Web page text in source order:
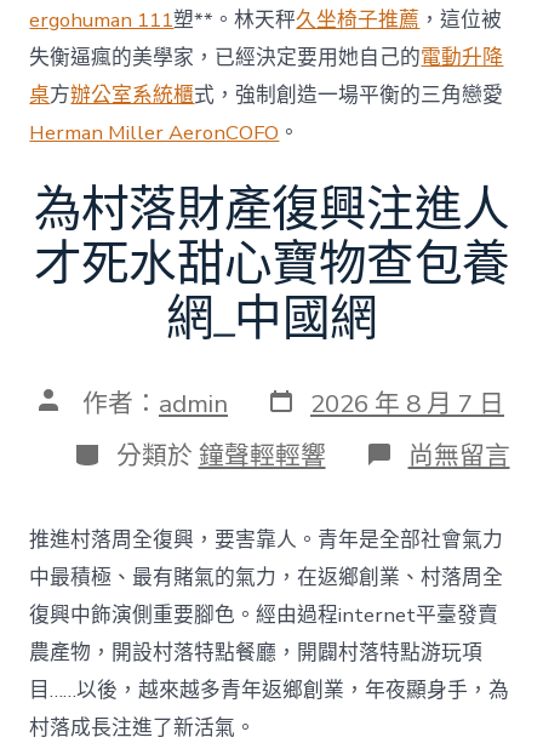
ergohuman 111塑**。林天秤久坐椅子推薦 ，這位被
失衡逼瘋的美學家，已經決定要用她自己的電動升降
桌方辦公室系統櫃式，強制創造一場平衡的三角戀愛
Herman Miller AeronCOFO 。
為村落財產復興注進人
才死水甜心寶物查包養
網_中國網
文 作者： admin 發
表
日
期
2026 年 8 月 7 日
分
類
分類於 鐘聲輕輕響 在
〈為
落
財
產
復
興
注
進
人
尚無留言
推進村落周全復興，要害靠人。青年是全部社會氣力
中最積極、最有賭氣的氣力，在返鄉創業、村落周全
復興中飾演側重要腳色。經由過程internet平臺發賣
農產物，開設村落特點餐廳，開闢村落特點游玩項
目……以後，越來越多青年返鄉創業，年夜顯身手，為
村落成長注進了新活氣。